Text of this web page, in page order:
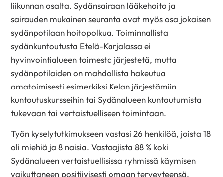
liikunnan osalta. Sydänsairaan lääkehoito ja
sairauden mukainen seuranta ovat myös osa jokaisen
sydänpotilaan hoitopolkua. Toiminnallista
sydänkuntoutusta Etelä-Karjalassa ei
hyvinvointialueen toimesta järjestetä, mutta
sydänpotilaiden on mahdollista hakeutua
omatoimisesti esimerkiksi Kelan järjestämiin
kuntoutuskursseihin tai Sydänalueen kuntoutumista
tukevaan tai vertaistuelliseen toimintaan.
Työn kyselytutkimukseen vastasi 26 henkilöä, joista 18
oli miehiä ja 8 naisia. Vastaajista 88 % koki
Sydänalueen vertaistuellisissa ryhmissä käymisen
vaikuttaneen positiivisesti omaan terveyteensä.